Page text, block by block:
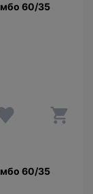
60/35
60/35